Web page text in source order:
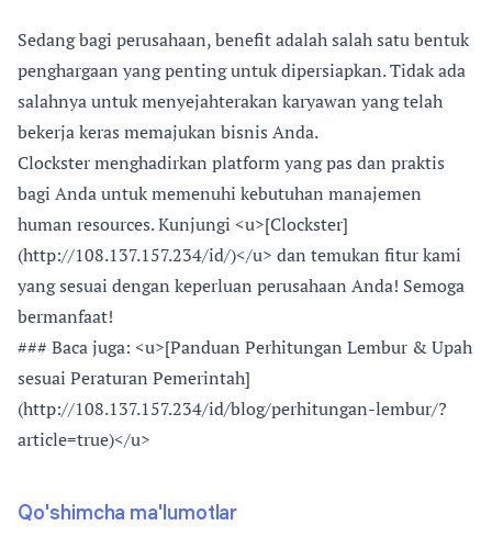
Sedang bagi perusahaan, benefit adalah salah satu bentuk
penghargaan yang penting untuk dipersiapkan. Tidak ada
salahnya untuk menyejahterakan karyawan yang telah
bekerja keras memajukan bisnis Anda.
Clockster menghadirkan platform yang pas dan praktis
bagi Anda untuk memenuhi kebutuhan manajemen
human resources. Kunjungi <u>[Clockster]
(http://108.137.157.234/id/)</u> dan temukan fitur kami
yang sesuai dengan keperluan perusahaan Anda! Semoga
bermanfaat!
### Baca juga: <u>[Panduan Perhitungan Lembur & Upah
sesuai Peraturan Pemerintah]
(http://108.137.157.234/id/blog/perhitungan-lembur/?
article=true)</u>
Qo'shimcha ma'lumotlar